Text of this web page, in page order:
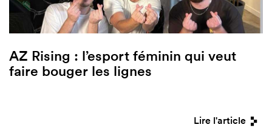
AZ Rising : l’esport féminin qui veut
faire bouger les lignes
Lire l'article